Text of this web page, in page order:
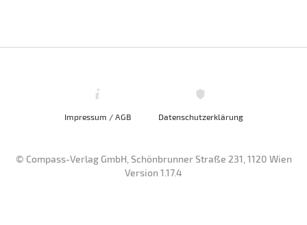
Impressum / AGB Datenschutzerklärung
© Compass-Verlag GmbH, Schönbrunner Straße 231, 1120 Wien
Version 1.17.4